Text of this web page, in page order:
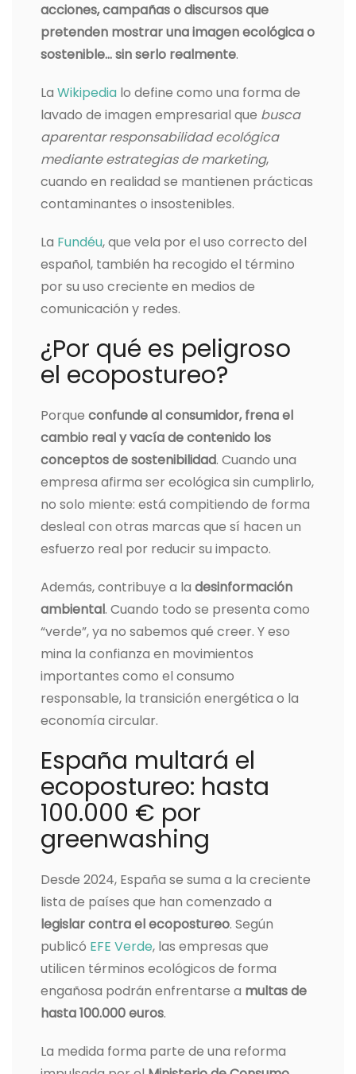
acciones, campañas o discursos que
pretenden mostrar una imagen ecológica o
sostenible… sin serlo realmente.
La Wikipedia lo define como una forma de
lavado de imagen empresarial que busca
aparentar responsabilidad ecológica
mediante estrategias de marketing,
cuando en realidad se mantienen prácticas
contaminantes o insostenibles.
La Fundéu, que vela por el uso correcto del
español, también ha recogido el término
por su uso creciente en medios de
comunicación y redes.
¿Por qué es peligroso
el ecopostureo?
Porque confunde al consumidor, frena el
cambio real y vacía de contenido los
conceptos de sostenibilidad. Cuando una
empresa afirma ser ecológica sin cumplirlo,
no solo miente: está compitiendo de forma
desleal con otras marcas que sí hacen un
esfuerzo real por reducir su impacto.
Además, contribuye a la desinformación
ambiental. Cuando todo se presenta como
“verde”, ya no sabemos qué creer. Y eso
mina la confianza en movimientos
importantes como el consumo
responsable, la transición energética o la
economía circular.
España multará el
ecopostureo: hasta
100.000 € por
greenwashing
Desde 2024, España se suma a la creciente
lista de países que han comenzado a
legislar contra el ecopostureo. Según
publicó EFE Verde, las empresas que
utilicen términos ecológicos de forma
engañosa podrán enfrentarse a multas de
hasta 100.000 euros.
La medida forma parte de una reforma